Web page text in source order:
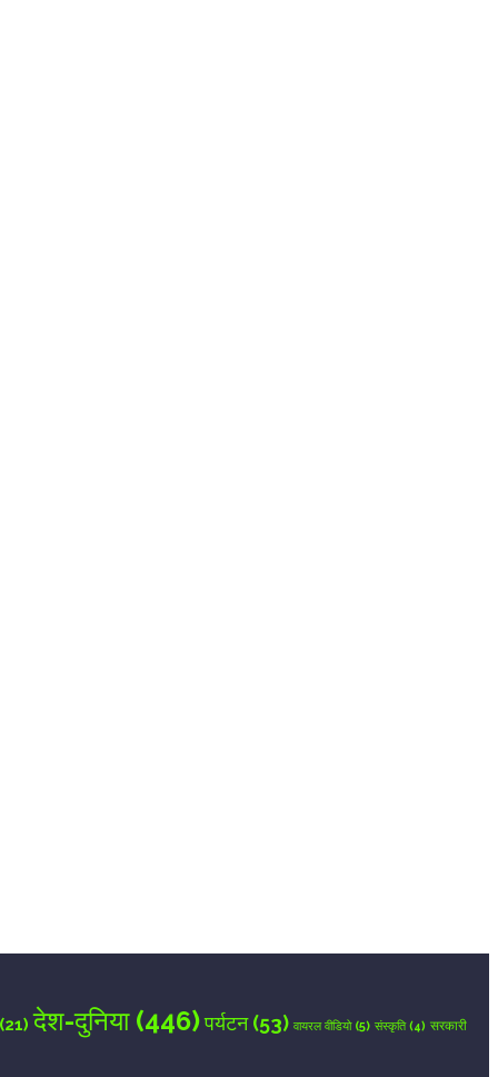
देश-दुनिया(446)पर्यटन(53) वायरल वीडियो(5) संस्कृति(4) सरकारी